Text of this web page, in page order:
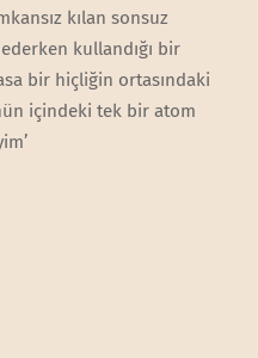
kılan sonsuz
kullandığı bir
bir hiçliğin ortasındaki
içindeki tek bir atom